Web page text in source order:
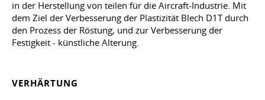
in der Herstellung von teilen für die Aircraft-Industrie. Mit
dem Ziel der Verbesserung der Plastizität Blech D1T durch
den Prozess der Röstung, und zur Verbesserung der
Festigkeit - künstliche Alterung.
VERHÄRTUNG